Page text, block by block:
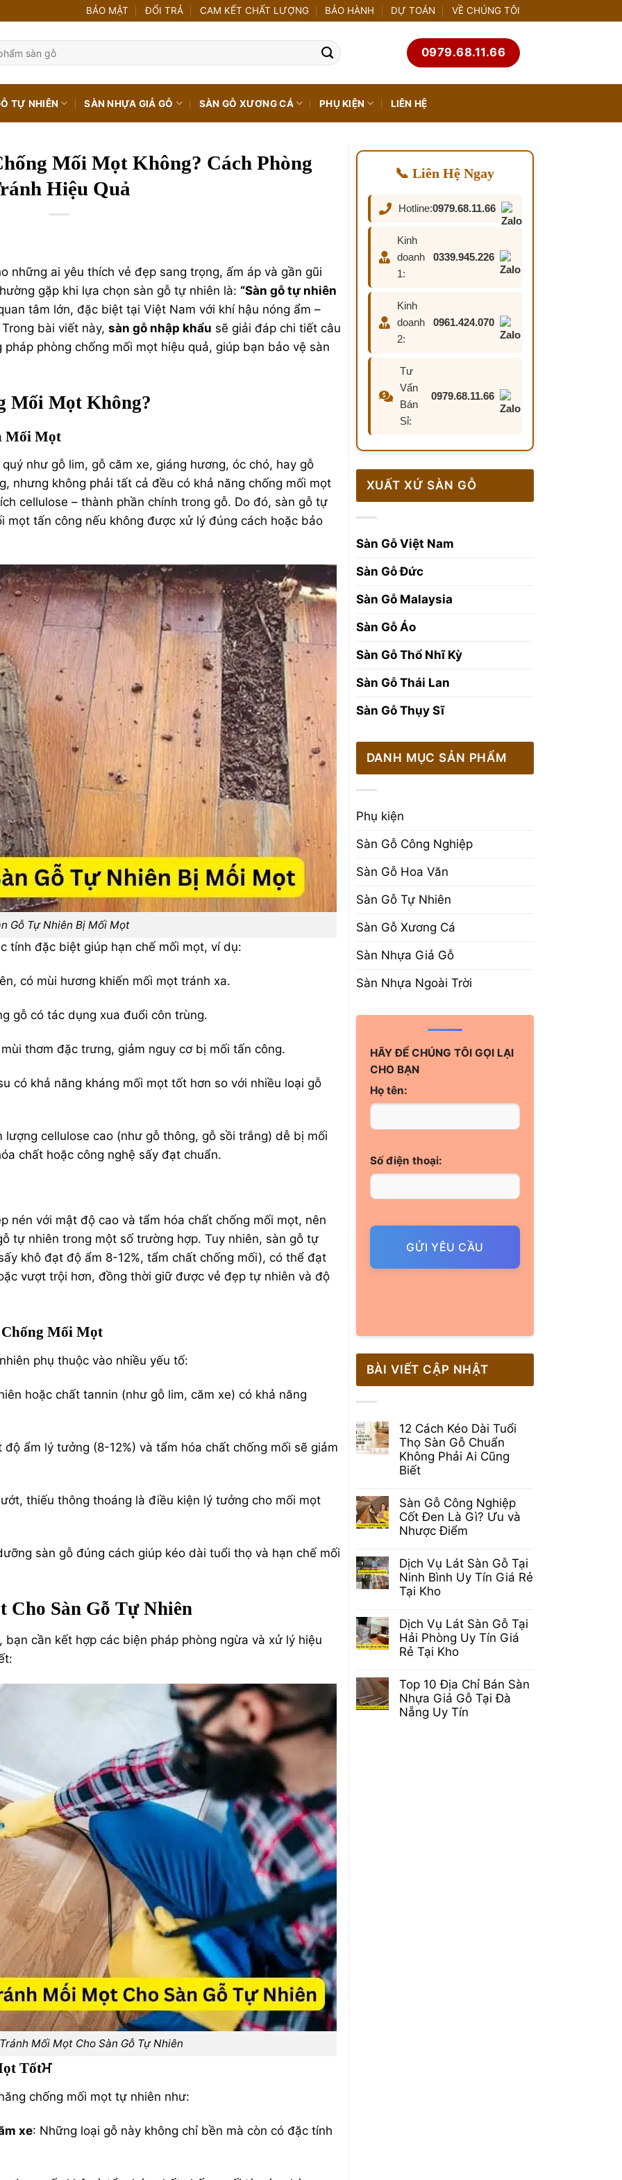
BẢO MẬT ĐỔI TRẢ CAM KẾT CHẤT LƯỢNG BẢO HÀNH DỰ TOÁN VỀ CHÚNG TÔI
0979.68.11.66
TỰ NHIÊN SÀN NHỰA GIẢ GỖ SÀN GỖ XƯƠNG CÁ PHỤ KIỆN LIÊN HỆ
Mối Mọt Không? Cách Phòng
Hiệu Quả
những ai yêu thích vẻ đẹp sang trọng, ấm áp và gần gũi
gặp khi lựa chọn sàn gỗ tự nhiên là: “Sàn gỗ tự nhiên
tâm lớn, đặc biệt tại Việt Nam với khí hậu nóng ẩm –
bài viết này, sàn gỗ nhập khẩu sẽ giải đáp chi tiết câu
phòng chống mối mọt hiệu quả, giúp bạn bảo vệ sàn
Mối Mọt Không?
Mối Mọt
như gỗ lim, gỗ căm xe, giáng hương, óc chó, hay gỗ
nhưng không phải tất cả đều có khả năng chống mối mọt
cellulose – thành phần chính trong gỗ. Do đó, sàn gỗ tự
mọt tấn công nếu không được xử lý đúng cách hoặc bảo
Gỗ Tự Nhiên Bị Mối Mọt
tính đặc biệt giúp hạn chế mối mọt, ví dụ:
có mùi hương khiến mối mọt tránh xa.
gỗ có tác dụng xua đuổi côn trùng.
thơm đặc trưng, giảm nguy cơ bị mối tấn công.
có khả năng kháng mối mọt tốt hơn so với nhiều loại gỗ
cellulose cao (như gỗ thông, gỗ sồi trắng) dễ bị mối
chất hoặc công nghệ sấy đạt chuẩn.
nén với mật độ cao và tẩm hóa chất chống mối mọt, nên
tự nhiên trong một số trường hợp. Tuy nhiên, sàn gỗ tự
khô đạt độ ẩm 8-12%, tẩm chất chống mối), có thể đạt
vượt trội hơn, đồng thời giữ được vẻ đẹp tự nhiên và độ
Mối Mọt
phụ thuộc vào nhiều yếu tố:
hoặc chất tannin (như gỗ lim, căm xe) có khả năng
ẩm lý tưởng (8-12%) và tẩm hóa chất chống mối sẽ giảm
thiếu thông thoáng là điều kiện lý tưởng cho mối mọt
sàn gỗ đúng cách giúp kéo dài tuổi thọ và hạn chế mối
Cho Sàn Gỗ Tự Nhiên
cần kết hợp các biện pháp phòng ngừa và xử lý hiệu
Mối Mọt Cho Sàn Gỗ Tự Nhiên
Tốtਮ
chống mối mọt tự nhiên như:
xe: Những loại gỗ này không chỉ bền mà còn có đặc tính
📞 Liên Hệ Ngay
Hotline:0979.68.11.66
Kinh
doanh
1:
0339.945.226
Kinh
doanh
2:
0961.424.070
Tư
Vấn
Bán
Sỉ:
0979.68.11.66
XUẤT XỨ SÀN GỖ
Sàn Gỗ Việt Nam
Sàn Gỗ Đức
Sàn Gỗ Malaysia
Sàn Gỗ Áo
Sàn Gỗ Thổ Nhĩ Kỳ
Sàn Gỗ Thái Lan
Sàn Gỗ Thụy Sĩ
DANH MỤC SẢN PHẨM
Phụ kiện
Sàn Gỗ Công Nghiệp
Sàn Gỗ Hoa Văn
Sàn Gỗ Tự Nhiên
Sàn Gỗ Xương Cá
Sàn Nhựa Giả Gỗ
Sàn Nhựa Ngoài Trời
HÃY ĐỂ CHÚNG TÔI GỌI LẠI
CHO BẠN
Họ tên:
Số điện thoại:
GỬI YÊU CẦU
BÀI VIẾT CẬP NHẬT
12 Cách Kéo Dài Tuổi
Thọ Sàn Gỗ Chuẩn
Không Phải Ai Cũng
Biết
bình
luận
ở
12
Dài
Tuổi
Thọ
Sàn
Không
Phải
Ai
Cũng
Biết
Sàn Gỗ Công Nghiệp
Cốt Đen Là Gì? Ưu và
Nhược Điểm
bình
luận
ở
Sàn
Nghiệp
Cốt
Đen
Là
và
Nhược
Điểm
Dịch Vụ Lát Sàn Gỗ Tại
Ninh Bình Uy Tín Giá Rẻ
Tại Kho
bình
luận
ở
Dịch
Sàn
Gỗ
Tại
Ninh
Dịch Vụ Lát Sàn Gỗ Tại
Hải Phòng Uy Tín Giá
Rẻ Tại Kho
bình
luận
ở
Dịch
Top 10 Địa Chỉ Bán Sàn
Nhựa Giả Gỗ Tại Đà
Nẵng Uy Tín